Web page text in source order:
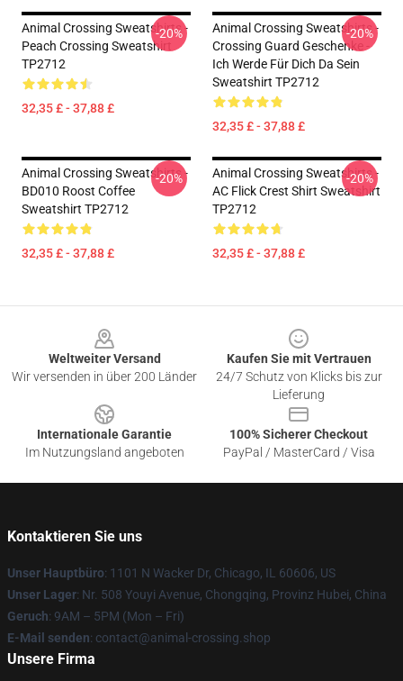
Animal Crossing Sweatshirts -
Peach Crossing Sweatshirt
TP2712
32,35 £ - 37,88 £
-20%
Animal Crossing Sweatshirts -
Crossing Guard Geschenke -
Ich Werde Für Dich Da Sein
Sweatshirt TP2712
32,35 £ - 37,88 £
-20%
Animal Crossing Sweatshirts -
BD010 Roost Coffee
Sweatshirt TP2712
32,35 £ - 37,88 £
-20%
Animal Crossing Sweatshirts -
AC Flick Crest Shirt Sweatshirt
TP2712
32,35 £ - 37,88 £
-20%
Weltweiter Versand
Wir versenden in über 200 Länder
Kaufen Sie mit Vertrauen
24/7 Schutz von Klicks bis zur
Lieferung
Internationale Garantie
Im Nutzungsland angeboten
100% Sicherer Checkout
PayPal / MasterCard / Visa
Kontaktieren Sie uns
Unser Hauptbüro: 1101 N Wacker Dr, Chicago, IL 60606, US
Unser Lager: Nr. 508 Youyi Avenue, Chongqing, Provinz Hubei, China
Geruch: 9AM – 5PM (Mon – Fri)
E-Mail senden: contact@animal-crossing.shop
Unsere Firma